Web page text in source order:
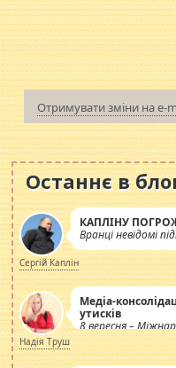
Отримувати зміни на e-
Останнє в
КАПЛІНУ
Вранці невідомі
Сергій Каплін
Медіа-
утисків
8 вересня –
журналістів.
Надія Труш